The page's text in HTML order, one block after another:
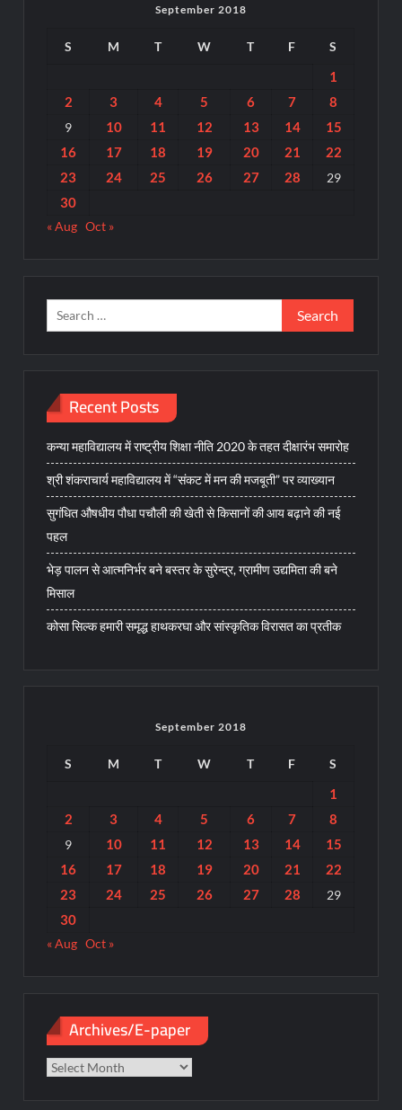
September 2018
S M T W T F S
1
2
3 4 5 6 7 8
9 10 11 12 13 14
15
16
17 18 19 20 21
22
23
24 25 26 27 28 29
30
« Aug Oct »
Search
for:
Recent Posts
कन्या महाविद्यालय में राष्ट्रीय शिक्षा नीति 2020 के तहत दीक्षारंभ समारोह
श्री शंकराचार्य महाविद्यालय में “संकट में मन की मजबूती” पर व्याख्यान
सुगंधित औषधीय पौधा पचौली की खेती से किसानों की आय बढ़ाने की नई
पहल
भेड़ पालन से आत्मनिर्भर बने बस्तर के सुरेन्द्र, ग्रामीण उद्यमिता की बने
मिसाल
कोसा सिल्क हमारी समृद्ध हाथकरघा और सांस्कृतिक विरासत का प्रतीक
September 2018
S M T W T F S
1
2
3 4 5 6 7 8
9 10 11 12 13 14
15
16
17 18 19 20 21
22
23
24 25 26 27 28 29
30
« Aug Oct »
Archives/E-paper